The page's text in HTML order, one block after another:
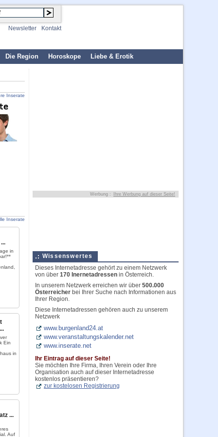
Newsletter Kontakt
Die Region Horoskope Liebe & Erotik
Inserate
Inserate
in
Ein
in
...
Auf
Werbung : Ihre Werbung auf dieser Seite!
Wissenswertes
Dieses Internetadresse gehört zu einem Netzwerk
von über 170 Inernetadressen in Österreich.
In unserem Netzwerk erreichen wir über 500.000
Österreicher bei Ihrer Suche nach Informationen aus
Ihrer Region.
Diese Internetadressen gehören auch zu unserem
Netzwerk
www.burgenland24.at
www.veranstaltungskalender.net
www.inserate.net
Ihr Eintrag auf dieser Seite!
Sie möchten Ihre Firma, Ihren Verein oder Ihre
Organisation auch auf dieser Internetadresse
kostenlos präsentieren?
zur kostelosen Registrierung